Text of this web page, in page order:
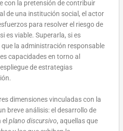
con la pretensión de contribuir
de una institución social, el actor
para resolver el riesgo de
es viable. Superarla, si es
la administración responsable
capacidades en torno al
de estrategias
dimensiones vinculadas con la
breve análisis: el desarrollo de
elplano discursivo, aquellas que